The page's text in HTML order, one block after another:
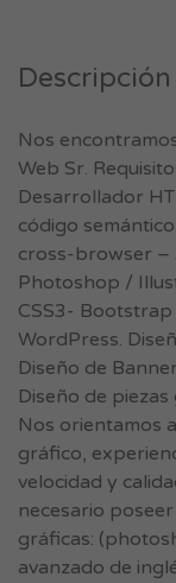
Nos
Web Sr.
Desarrollador
código
cross-browser –
Photoshop /
CSS3-
WordPress.
Diseño de
Diseño de
Nos orientamos
gráfico,
velocidad y
necesario
gráficas:
avanzado de